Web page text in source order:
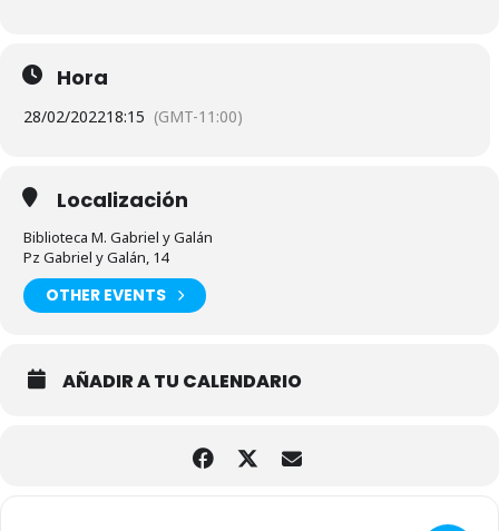
Hora
28/02/202218:15 (GMT-11:00)
Localización
Biblioteca M. Gabriel y Galán
Pz Gabriel y Galán, 14
OTHER EVENTS
AÑADIR A TU CALENDARIO